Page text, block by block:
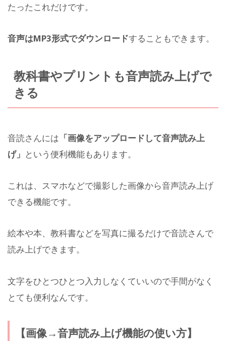
たったこれだけです。
音声はMP3形式でダウンロードすることもできます。
教科書やプリントも音声読み上げで
きる
音読さんには 「画像をアップロードして音声読み上
げ」 という便利機能もあります。
これは、スマホなどで撮影した画像から音声読み上げ
できる機能です。
絵本や本、教科書などを写真に撮るだけで音読さんで
読み上げできます。
文字をひとつひとつ入力しなくていいので手間がなく
とても便利なんです。
【画像→音声読み上げ機能の使い方】